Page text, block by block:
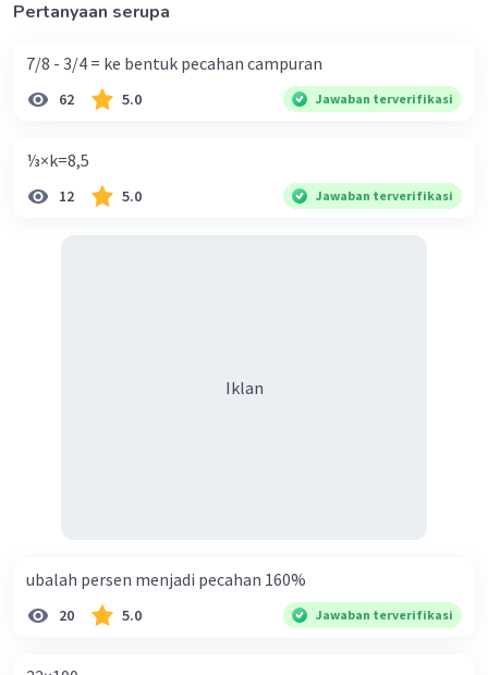
Pertanyaan serupa
7/8 - 3/4 = ke bentuk pecahan campuran
62 5.0 Jawaban terverifikasi
⅓×k=8,5
12 5.0 Jawaban terverifikasi
Iklan
ubalah persen menjadi pecahan 160%
20 5.0 Jawaban terverifikasi